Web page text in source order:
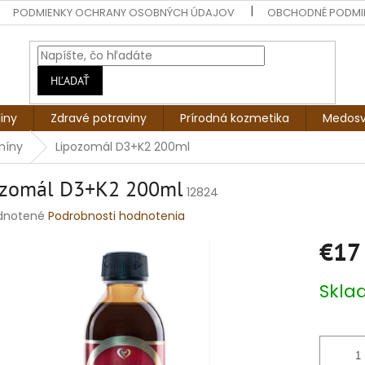
PODMIENKY OCHRANY OSOBNÝCH ÚDAJOV OBCHODNÉ
HĽADAŤ
Zdravé potraviny Prírodná kozmetika
Lipozomál D3+K2 200ml
D3+K2 200ml 12824
Podrobnosti hodnotenia
€17
cena: